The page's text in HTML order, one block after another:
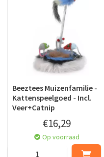
Beeztees Muizenfamilie -
Kattenspeelgoed - Incl.
Veer+Catnip
€16,29
Op voorraad